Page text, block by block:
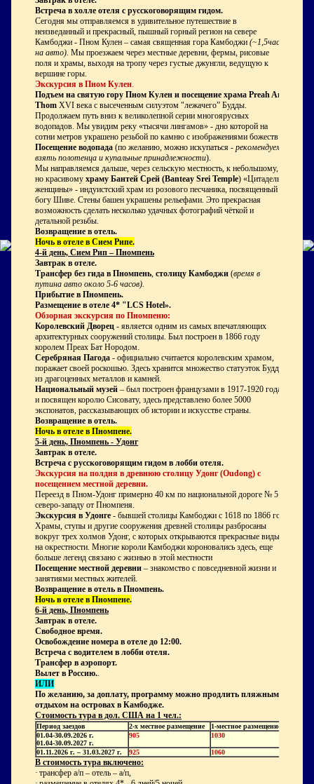
Встреча в холле отеля с русскоговорящим гидом.
Сегодня мы отправляемся в удивительное путешествие в
неизведанный и прекрасный, пышный горный регион на севере
Камбоджи - Пном Кулен – самая священная гора Камбоджи (~1,5часа
на авто). Мы проезжаем через местные деревни, фермы, рисовые
поля и храмы, выходя на тропу через густые джунгли, ведущую к
вершине горы.
Экскурсия в Пном Кулен.
Подъем на святую гору Пном Кулен и посещение храма Preah Ang
Thom XVI века с высеченным силуэтом "лежачего” Будды.
Продолжаем путь вниз к великолепной серии многоярусных
водопадов. Мы увидим реку «тысячи лингамов» - дно которой на
сотни метров украшено резьбой по камню с изображениями божеств.
Посещение водопада (по желанию, можно искупаться - рекомендуем
взять полотенца и купальные принадлежности).
Мы направляемся дальше, через сельскую местность, к небольшому,
но красивому храму Бантей Срей (Banteay Srei Temple) «Цитадель
женщины» - индуистский храм из розового песчаника, посвященный
богу Шиве. Стены башен украшены рельефами. Это прекрасная
возможность сделать несколько удачных фотографий чёткой и
детальной резьбы.
Возвращение в отель.
Ночь в отеле в Сием Рипе.
4-й день, Сием Рип – Пномпень
Завтрак в отеле.
Трансфер без гида в Пномпень, столицу Камбоджи (время в
путина авто около 5-6 часов).
Прибытие в Пномпень.
Размещение в отеле 4* "LCS Hotel».
Обзорная экскурсия по Пномпеню:
Королевский Дворец - является одним из самых впечатляющих
архитектурных сооружений столицы. Был построен в 1866 году
королем Преах Бат Нородом.
Серебряная Пагода - официально считается королевским храмом,
поражает своей роскошью. Здесь хранится множество статуэток Будды
из драгоценных металлов и камней.
Национальный музей – был построен французами в 1917-1920 годах
и посвящен королю Сисовату, здесь представлено более 5000
экспонатов, рассказывающих об истории и искусстве страны.
Возвращение в отель.
Ночь в отеле в Пномпене.
5-й день, Пномпень - Удонг
Завтрак в отеле.
Встреча с русскоговорящим гидом в лобби отеля.
Экскурсия на полдня в древнюю столицу Удонг (Oudong) с
посещением местной деревни.
Переезд в Пном-Удонг примерно 40 км по национальной дороге № 5 к
северо-западу от Пномпеня.
Экскурсия в Удонге - бывшей столицы Камбоджи с 1618 по 1866 год.
Храмы, ступы и другие сооружения древней столицы разбросаны
вокруг трех холмов Удонг, с которых открываются прекрасные виды
на окрестности. Многие короли Камбоджи короновались здесь, еще
больше легенд связано с жизнью в этой местности
Посещение местной деревни – знакомство с повседневной жизни и
занятиями местных жителей.
Возвращение в отель в Пномпень.
Ночь в отеле в Пномпене.
6-й день, Пномпень
Завтрак в отеле.
Свободное время.
Освобождение номера в отеле до 12:00.
Встреча с водителем в лобби отеля.
Трансфер в аэропорт.
Вылет в Россию..
ИЛИ
По желанию, за доплату, программу можно продлить пляжным
отдыхом на островах в Камбодже.
Стоимость тура в дол. США на 1 чел.:
Период заездов 2-х местное размещение
1-местное размещение
01.04-30.09.2026 г.
01.04-30.09.2027 г.
905 1030
01.11.2026 г. – 31.03.2027 г. 925 1060
В стоимость тура включено:
· трансфер а/п – отель – а/п,